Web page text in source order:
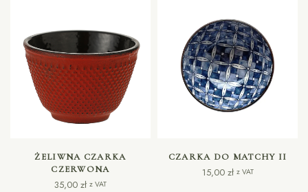
DODAJ DO KOSZYKA
ŻELIWNA CZARKA
CZERWONA
35,00 zł z VAT
DODAJ DO KOSZYKA
CZARKA DO MATCHY II
15,00 zł z VAT